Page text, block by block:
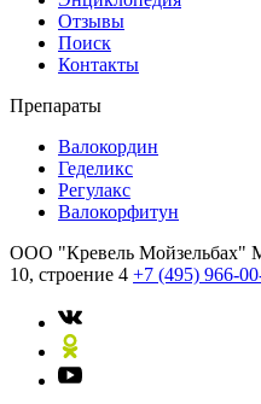
Отзывы
Поиск
Контакты
Препараты
Валокордин
Геделикс
Регулакс
Валокорфитун
ООО "Кревель Мойзельбах"
10, строение 4 +7 (495) 966-